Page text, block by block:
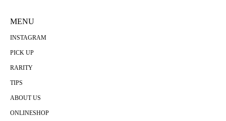
MENU
INSTAGRAM
PICK UP
RARITY
TIPS
ABOUT US
ONLINESHOP